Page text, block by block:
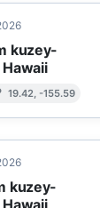
kuzey-
Hawaii
19.42, -155.59
kuzey-
Hawaii